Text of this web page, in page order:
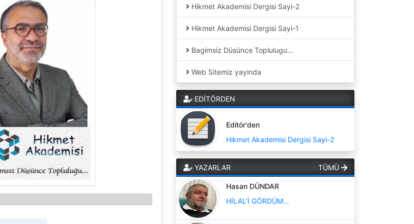
Hikmet Akademisi Dergisi Sayi-2
Hikmet Akademisi Dergisi Sayi-1
Bagimsiz Düsünce Toplulugu...
Web Sitemiz yayinda
EDİTÖRDEN
Editör'den
Hikmet Akademisi Dergisi Sayi-2
YAZARLAR TÜMÜ
Hasan DÜNDAR
HİLAL’İ GÖRDÜM…